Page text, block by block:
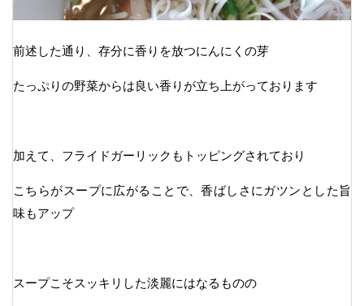
前述した通り、存分に香りを放つにんにくの芽
たっぷりの野菜からは良い香りが立ち上がっております
加えて、フライドガーリックもトッピングされており
こちらがスープに広がることで、香ばしさにガツンとした旨
味もアップ
スープこそスッキリした淡麗にはなるものの